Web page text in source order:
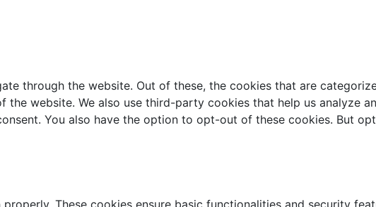
through the website. Out of these, the cookies that are
website. We also use third-party cookies that help us analyze
You also have the option to opt-out of these cookies. But
These cookies ensure basic functionalities and security